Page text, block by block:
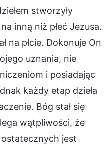
stworzyły
inną niż płeć Jezusa.
na płcie. Dokonuje On
uznania, nie
i posiadając
każdy etap dzieła
Bóg stał się
wątpliwości, że
jest